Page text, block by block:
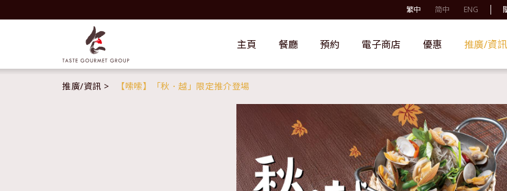
繁中 简中 ENG
主頁 餐廳 預約 電子商店 優惠 推廣/資訊
推廣/資訊 【嗦嗦】「秋．越」限定推介登場